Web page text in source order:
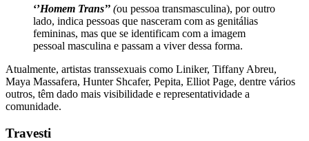
‘’Homem Trans’’ (ou pessoa transmasculina), por outro
lado, indica pessoas que nasceram com as genitálias
femininas, mas que se identificam com a imagem
pessoal masculina e passam a viver dessa forma.
Atualmente, artistas transsexuais como Liniker, Tiffany Abreu,
Maya Massafera, Hunter Shcafer, Pepita, Elliot Page, dentre vários
outros, têm dado mais visibilidade e representatividade a
comunidade.
Travesti